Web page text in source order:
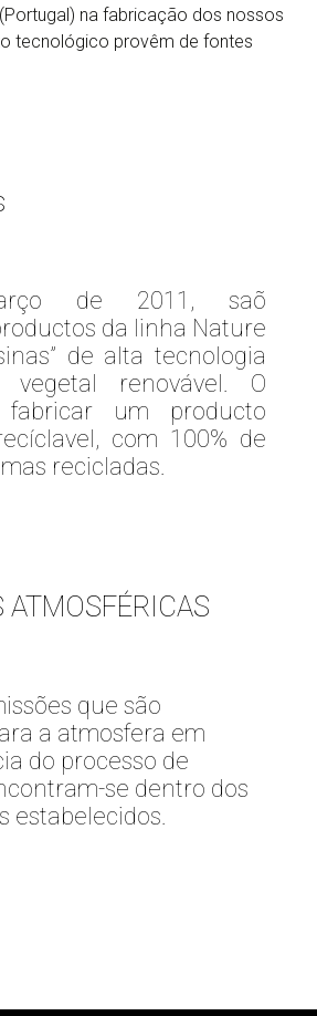
na fabricação dos nossos
tecnológico provêm de fontes
de 2011, saõ
da linha Nature
de alta tecnologia
renovável. O
um producto
com 100% de
recicladas.
ATMOSFÉRICAS
que são
a atmosfera em
do processo de
se dentro dos
estabelecidos.